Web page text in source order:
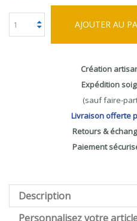
AJOUTER AU
Création
Expédition
(sauf faire-
Livraison offerte
Retours &
Paiement
Description
Personnalisez votre